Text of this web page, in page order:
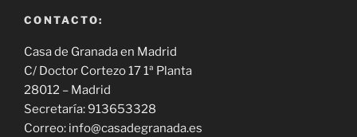
CONTACTO:
Casa de Granada en Madrid
C/ Doctor Cortezo 17 1ª Planta
28012 – Madrid
Secretaría: 913653328
Correo: info@casadegranada.es